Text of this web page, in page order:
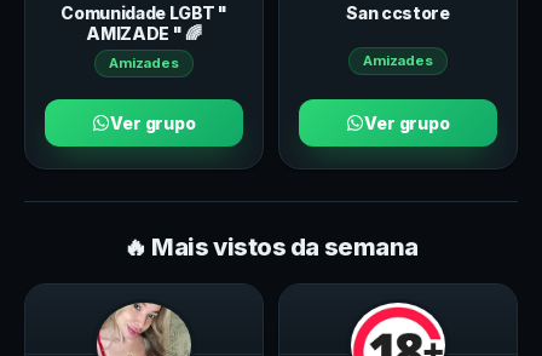
Comunidade LGBT "
AMIZADE " 🌈
Amizades
Ver grupo
San ccstore
Amizades
Ver grupo
🔥 Mais vistos da semana